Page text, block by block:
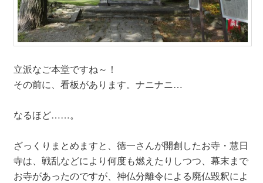
立派なご本堂ですね～！
その前に、看板があります。ナニナニ…
なるほど……。
ざっくりまとめますと、徳一さんが開創したお寺・慧日
寺は、戦乱などにより何度も燃えたりしつつ、幕末まで
お寺があったのですが、神仏分離令による廃仏毀釈によ